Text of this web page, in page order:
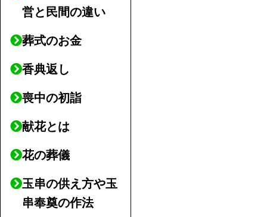
営と民間の違い
葬式のお金
香典返し
喪中の初詣
献花とは
花の葬儀
玉串の供え方や玉
串奉奠の作法